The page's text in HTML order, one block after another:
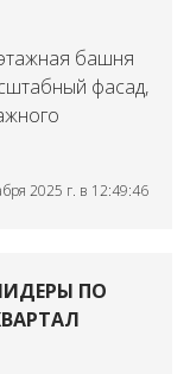
башня
фасад,
2025 г. в 12:49:46
ПО